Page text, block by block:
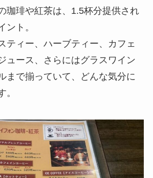
珈琲や紅茶は、1.5杯分提供され
ント。
ティー、ハーブティー、カフェ
ュース、さらにはグラスワイン
まで揃っていて、どんな気分に
。